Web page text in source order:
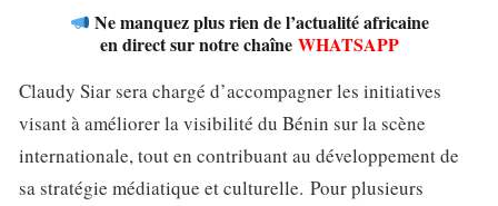
Ne manquez plus rien de l’actualité africaine
en direct sur notre chaîne WHATSAPP
Claudy Siar sera chargé d’accompagner les initiatives
visant à améliorer la visibilité du Bénin sur la scène
internationale, tout en contribuant au développement de
sa stratégie médiatique et culturelle. Pour plusieurs